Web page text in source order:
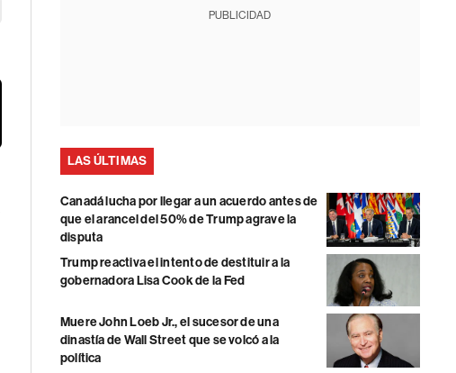
PUBLICIDAD
LAS ÚLTIMAS
Canadá lucha por llegar a un acuerdo antes de
que el arancel del 50% de Trump agrave la
disputa
Trump reactiva el intento de destituir a la
gobernadora Lisa Cook de la Fed
Muere John Loeb Jr., el sucesor de una
dinastía de Wall Street que se volcó a la
política